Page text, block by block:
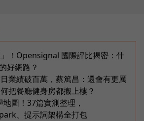
！Opensignal 國際評比揭密：什
好網路？
業績破百萬，蔡篤昌：還會有更厲
把餐廳健身房都搬上樓？
圖！37篇實測整理，
、提示詞架構全打包